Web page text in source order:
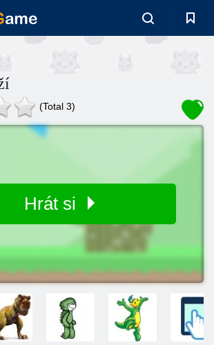
(Total 3)
Hrát si